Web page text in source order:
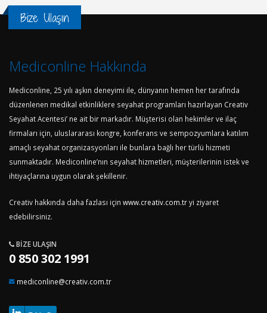
Bize Ulaşın
Mediconline Hakkında
Mediconline, 25 yılı aşkın deneyimi ile, dünyanın hemen her tarafında
düzenlenen medikal etkinliklere seyahat programları hazırlayan Creativ
Seyahat Acentesi’ ne ait bir markadır. Müşterisi olan hekimler ve ilaç
firmaları için, uluslararası kongre, konferans ve sempozyumlara katılım
amaçlı seyahat organizasyonları ile bunlara bağlı her türlü hizmeti
sunmaktadır. Mediconline’nın seyahat hizmetleri, müşterilerinin istek ve
ihtiyaçlarına uygun olarak şekillenir.
Creativ hakkında daha fazlası için www.creativ.com.tryi ziyaret
edebilirsiniz.
BIZE ULAŞIN
0 850 302 1991
mediconline@creativ.com.tr